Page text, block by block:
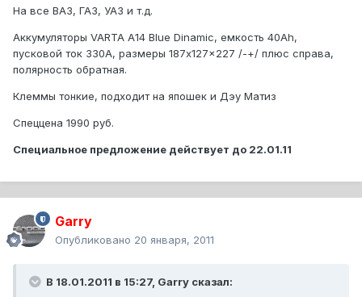
На все ВАЗ, ГАЗ, УАЗ и т.д.
Аккумуляторы VARTA A14 Blue Dinamic, емкость 40Ah,
пусковой ток 330A, размеры 187x127x227 /-+/ плюс справа,
полярность обратная.
Клеммы тонкие, подходит на япошек и Дэу Матиз
Спеццена 1990 руб.
Специальное предложение действует до 22.01.11
Garry
Опубликовано 20 января, 2011
В 18.01.2011 в 15:27, Garry сказал: